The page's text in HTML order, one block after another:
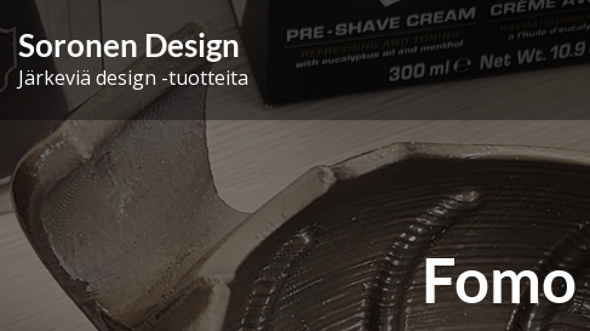
content
Soronen Design
Järkeviä design -tuotteita
Fomo